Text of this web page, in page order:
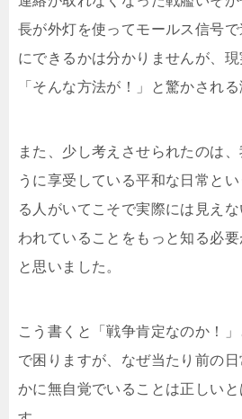
長が外灯を使ってモールス信号
にできるかは分かりませんが、
「そんな方法が！」と驚かされ
また、少し考えさせられたのは
うに享受している平和な日常と
る人がいてこそで実際には見え
われていることをもっと知る必
と思いました。
こう書くと「戦争肯定なのか！
で困りますが、なぜ当たり前の
かに無自覚でいることは正しいと